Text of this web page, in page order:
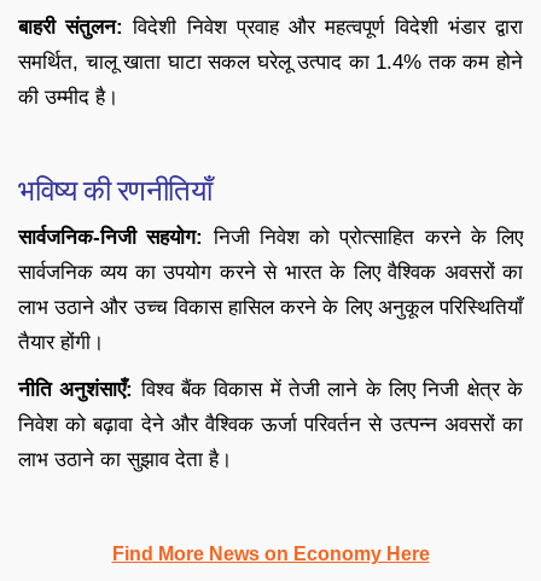
बाहरी संतुलन: विदेशी निवेश प्रवाह और महत्वपूर्ण विदेशी भंडार द्वारा
समर्थित, चालू खाता घाटा सकल घरेलू उत्पाद का 1.4% तक कम होने
की उम्मीद है।
भविष्य की रणनीतियाँ
सार्वजनिक-निजी सहयोग: निजी निवेश को प्रोत्साहित करने के लिए
सार्वजनिक व्यय का उपयोग करने से भारत के लिए वैश्विक अवसरों का
लाभ उठाने और उच्च विकास हासिल करने के लिए अनुकूल परिस्थितियाँ
तैयार होंगी।
नीति अनुशंसाएँ: विश्व बैंक विकास में तेजी लाने के लिए निजी क्षेत्र के
निवेश को बढ़ावा देने और वैश्विक ऊर्जा परिवर्तन से उत्पन्न अवसरों का
लाभ उठाने का सुझाव देता है।
Find More News on Economy Here